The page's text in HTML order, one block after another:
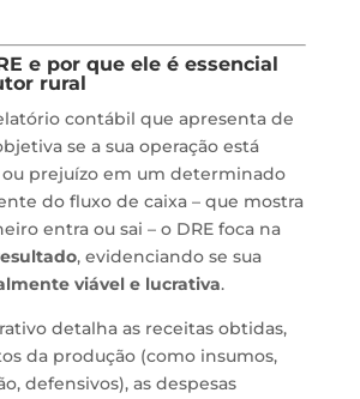
e por que ele é essencial
rural
contábil que apresenta de
se a sua operação está
prejuízo em um determinado
do fluxo de caixa – que mostra
entra ou sai – o DRE foca na
, evidenciando se sua
viável e lucrativa.
detalha as receitas obtidas,
da produção (como insumos,
defensivos), as despesas